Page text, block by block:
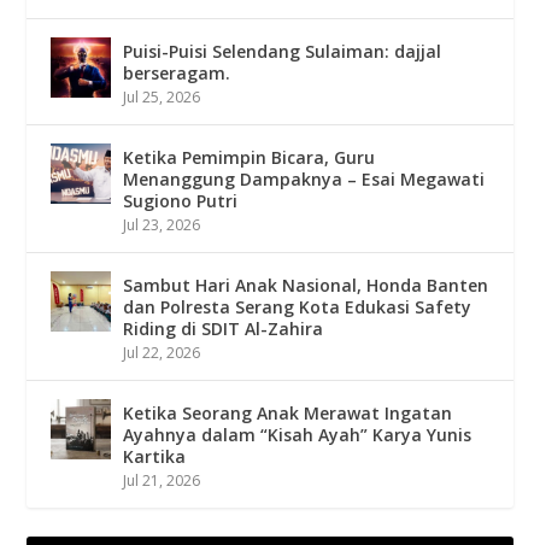
Puisi-Puisi Selendang Sulaiman: dajjal
berseragam.
Jul 25, 2026
Ketika Pemimpin Bicara, Guru
Menanggung Dampaknya – Esai Megawati
Sugiono Putri
Jul 23, 2026
Sambut Hari Anak Nasional, Honda Banten
dan Polresta Serang Kota Edukasi Safety
Riding di SDIT Al-Zahira
Jul 22, 2026
Ketika Seorang Anak Merawat Ingatan
Ayahnya dalam “Kisah Ayah” Karya Yunis
Kartika
Jul 21, 2026